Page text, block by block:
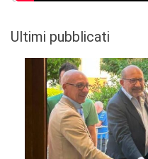
Ultimi pubblicati